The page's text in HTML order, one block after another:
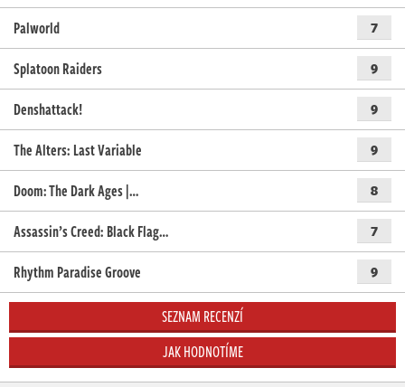
Palworld 7
Splatoon Raiders 9
Denshattack! 9
The Alters: Last Variable 9
Doom: The Dark Ages |… 8
Assassin’s Creed: Black Flag… 7
Rhythm Paradise Groove 9
SEZNAM RECENZÍ
JAK HODNOTÍME